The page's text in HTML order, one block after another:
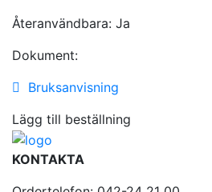
Återanvändbara: Ja
Dokument:
Bruksanvisning
Lägg till beställning
KONTAKTA